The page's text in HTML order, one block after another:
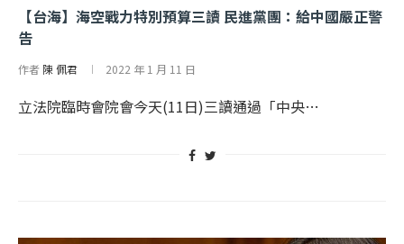
【台海】海空戰力特別預算三讀 民進黨團：給中國嚴正警
告
作者 陳 佩君 2022 年 1 月 11 日
立法院臨時會院會今天(11日)三讀通過「中央…